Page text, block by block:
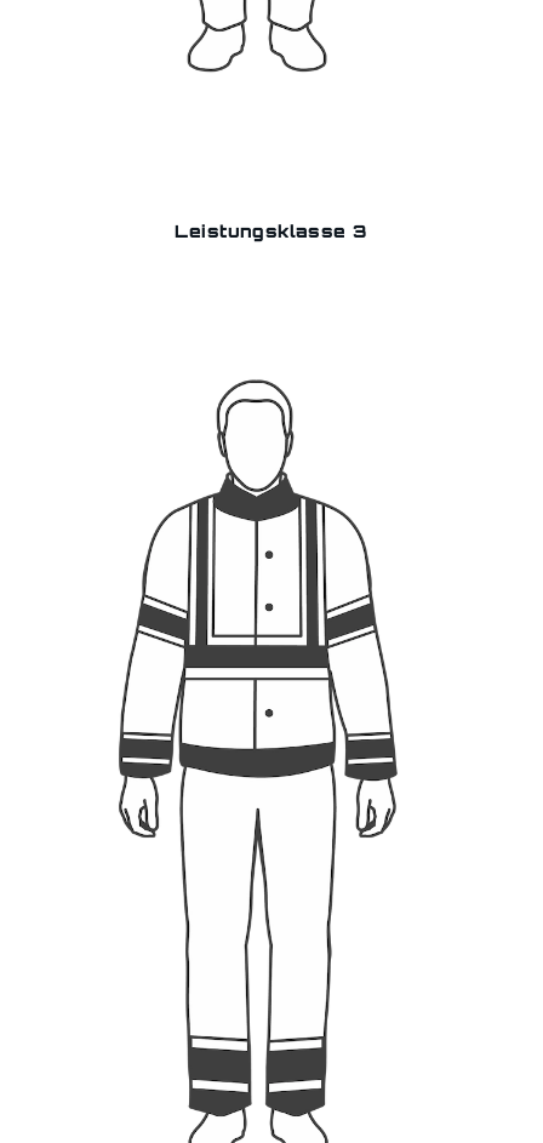
Leistungsklasse 3